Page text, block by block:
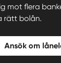
mot flera
rätt bolån.
Ansök om